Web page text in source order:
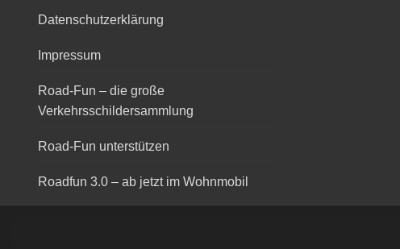
Datenschutzerklärung
Impressum
Road-Fun – die große
Verkehrsschildersammlung
Road-Fun unterstützen
Roadfun 3.0 – ab jetzt im Wohnmobil